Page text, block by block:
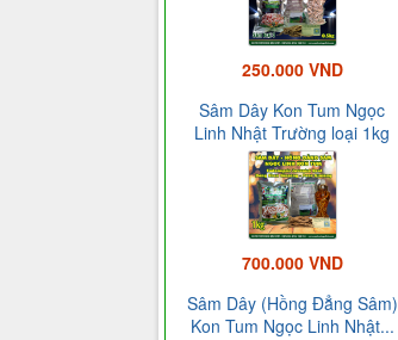
250.000 VND
Sâm Dây Kon Tum Ngọc
Linh Nhật Trường loại 1kg
700.000 VND
Sâm Dây (Hồng Đẳng Sâm)
Kon Tum Ngọc Linh Nhật...